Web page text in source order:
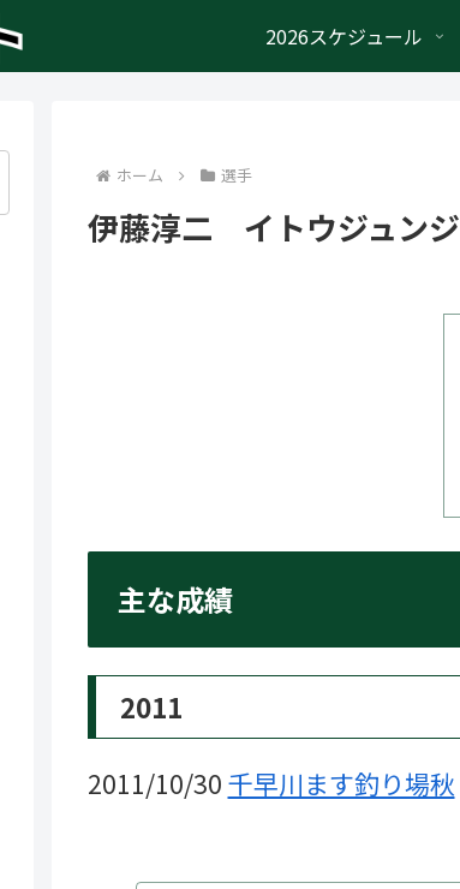
2026スケジュール
ホーム 選手
伊藤淳二 イトウジュンジ
主な成績
2011
2011/10/30 千早川ます釣り場秋